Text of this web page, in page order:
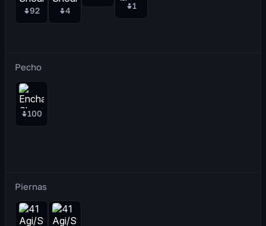
92 4
1
Pecho
100
Piernas